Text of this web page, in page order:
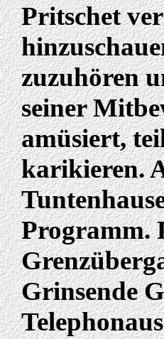
Pritschet
zuzuhören
seiner
amüsiert,
karikieren.
Programm.
Grinsende